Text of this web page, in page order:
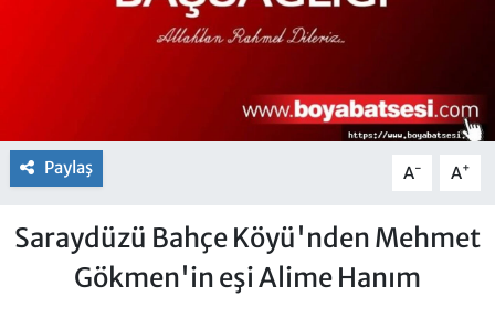
Paylaş A- A+
Saraydüzü Bahçe Köyü'nden Mehmet
Gökmen'in eşi Alime Hanım